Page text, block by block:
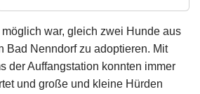
war, gleich zwei Hunde aus
Bad Nenndorf zu adoptieren. Mit
der Auffangstation konnten immer
und große und kleine Hürden